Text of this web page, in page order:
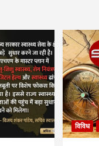
विविध